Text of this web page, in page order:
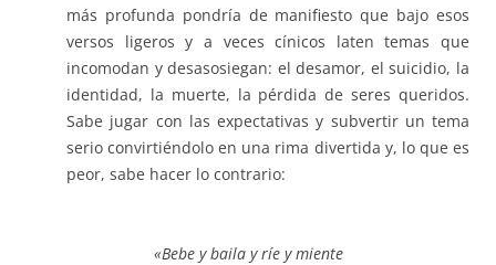
más profunda pondría de manifiesto que bajo esos
versos ligeros y a veces cínicos laten temas que
incomodan y desasosiegan: el desamor, el suicidio, la
identidad, la muerte, la pérdida de seres queridos.
Sabe jugar con las expectativas y subvertir un tema
serio convirtiéndolo en una rima divertida y, lo que es
peor, sabe hacer lo contrario:
«Bebe y baila y ríe y miente